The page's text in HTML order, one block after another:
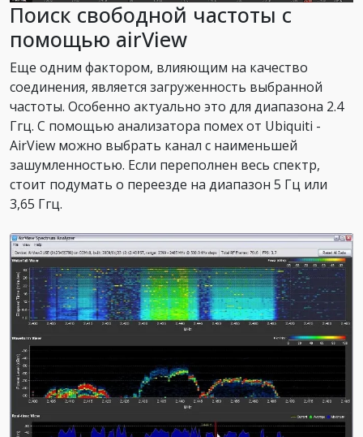
Поиск свободной частоты с
помощью airView
Еще одним фактором, влияющим на качество
соединения, является загруженность выбранной
частоты. Особенно актуально это для диапазона 2.4
Ггц. С помощью анализатора помех от Ubiquiti -
AirView можно выбрать канал с наименьшей
зашумленностью. Если переполнен весь спектр,
стоит подумать о переезде на диапазон 5 Гц или
3,65 Ггц.